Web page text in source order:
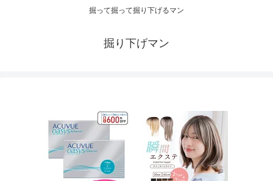
掘って掘って掘り下げるマン
掘り下げマン